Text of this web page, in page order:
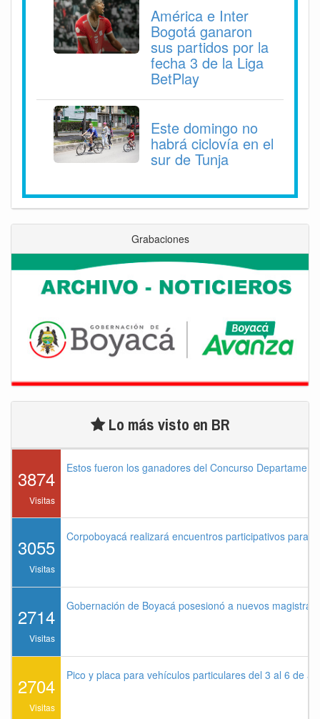
América e Inter
Bogotá ganaron
sus partidos por la
fecha 3 de la Liga
BetPlay
Este domingo no
habrá ciclovía en el
sur de Tunja
Grabaciones
Lo más visto en BR
3874
Visitas
Estos fueron los ganadores del Concurso
3055
Visitas
Corpoboyacá realizará encuentros participativos para
2714
Visitas
Gobernación de Boyacá posesionó a nuevos
2704
Visitas
Pico y placa para vehículos particulares del 3 al 6 de